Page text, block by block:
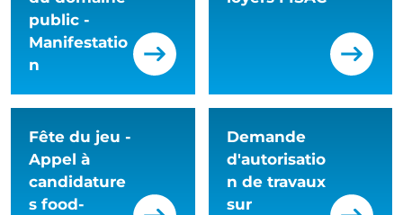
public -
Manifestatio
n
Fête du jeu -
Appel à
candidature
s food-
Demande
d'autorisatio
n de travaux
sur